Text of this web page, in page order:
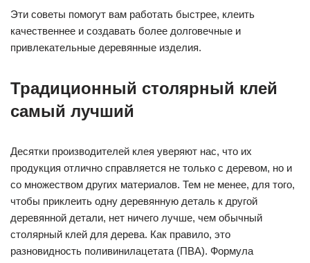
Эти советы помогут вам работать быстрее, клеить
качественнее и создавать более долговечные и
привлекательные деревянные изделия.
Традиционный столярный клей
самый лучший
Десятки производителей клея уверяют нас, что их
продукция отлично справляется не только с деревом, но и
со множеством других материалов. Тем не менее, для того,
чтобы приклеить одну деревянную деталь к другой
деревянной детали, нет ничего лучше, чем обычный
столярный клей для дерева. Как правило, это
разновидность поливинилацетата (ПВА). Формула